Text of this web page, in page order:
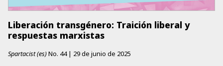
Liberación transgénero: Traición liberal y
respuestas marxistas
Spartacist (es)No. 44 | 29 de junio de 2025